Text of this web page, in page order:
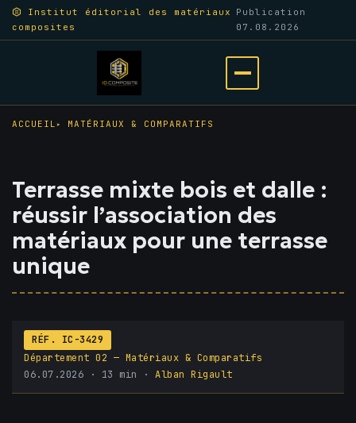
Aller
au
Institut éditorial des matériaux
composites
Publication
07.08.2026
le
ACCUEIL MATÉRIAUX & COMPARATIFS
Terrasse mixte bois et dalle :
réussir l’association des
matériaux pour une terrasse
unique
RÉF. IC-3429
Département 02 — Matériaux & Comparatifs
06.07.2026 · 13 min · Alban Rigault